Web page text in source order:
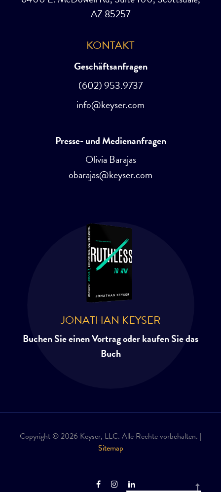
AZ 85257
KONTAKT
Geschäftsanfragen
(602) 953.9737
info@keyser.com
Presse- und Medienanfragen
Olivia Barajas
obarajas@keyser.com
JONATHAN KEYSER
Buchen Sie einen Vortrag oder kaufen Sie das
Buch
Copyright © 2026 Keyser, LLC. Alle Rechte vorbehalten. |
Sitemap